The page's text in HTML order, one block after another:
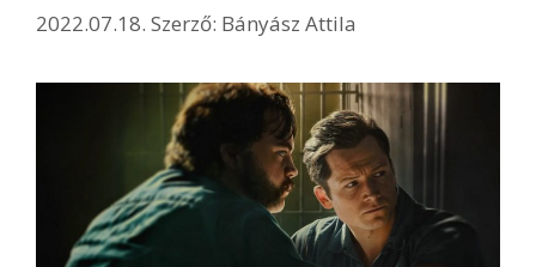
2022.07.18. Szerző: Bányász Attila